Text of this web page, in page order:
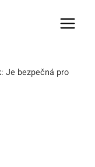
Je bezpečná pro